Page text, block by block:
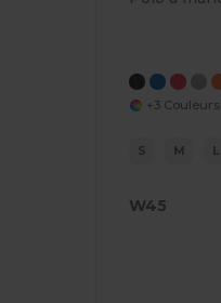
+3 Couleurs
S M L
W45